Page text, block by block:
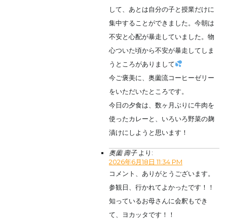
して、あとは自分の子と授業だけに
集中することができました。今朝は
不安と心配が暴走していました。物
心ついた頃から不安が暴走してしま
うところがありまして
今ご褒美に、奥薗流コーヒーゼリー
をいただいたところです。
今日の夕食は、数ヶ月ぶりに牛肉を
使ったカレーと、いろいろ野菜の麹
漬けにしようと思います！
奥薗 壽子 より:
2026年6月18日 11:34 PM
コメント、ありがとうございます。
参観日、行かれてよかったです！！
知っているお母さんに会釈もでき
て、ヨカッタです！！